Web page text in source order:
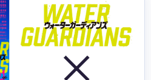
布団・毛布
浴衣・ホビーなど